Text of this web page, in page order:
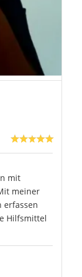
mit
meiner
erfassen
Hilfsmittel